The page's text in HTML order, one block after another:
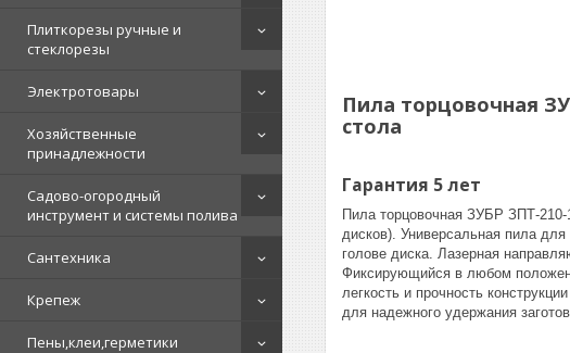
Плиткорезы ручные и
стеклорезы
Электротовары
Хозяйственные
принадлежности
Садово-огородный
инструмент и системы полива
Сантехника
Крепеж
Пены,клеи,герметики
Пила торцовочная
стола
Гарантия 5 лет
Пила торцовочная ЗУБР ЗПТ-210-
дисков). Универсальная пила
голове диска. Лазерная
Фиксирующийся в любом
легкость и прочность
для надежного удержания